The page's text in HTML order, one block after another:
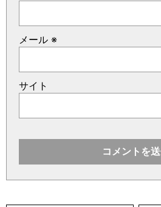
メール ※
サイト